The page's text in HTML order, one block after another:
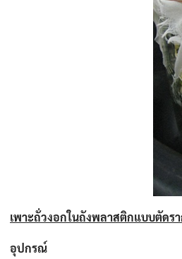
เพาะถั่วงอกในถังพลาสติกแบบตัดร
อุปกรณ์